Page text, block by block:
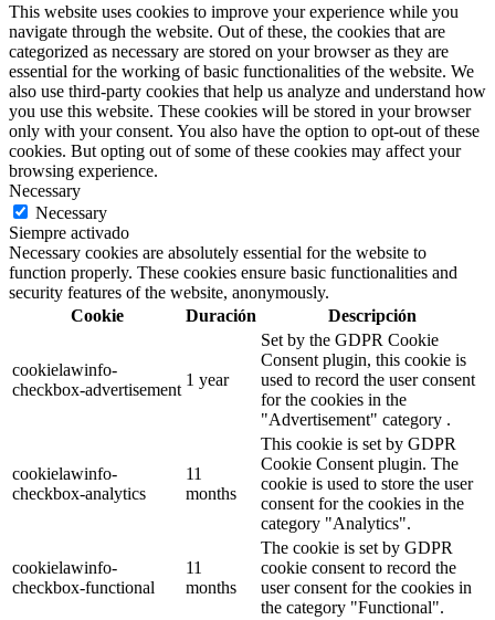
This website uses cookies to improve your experience while you
navigate through the website. Out of these, the cookies that are
categorized as necessary are stored on your browser as they are
essential for the working of basic functionalities of the website. We
also use third-party cookies that help us analyze and understand how
you use this website. These cookies will be stored in your browser
only with your consent. You also have the option to opt-out of these
cookies. But opting out of some of these cookies may affect your
browsing experience.
Necessary
Necessary
Siempre activado
Necessary cookies are absolutely essential for the website to
function properly. These cookies ensure basic functionalities and
security features of the website, anonymously.
Cookie
Duración Descripción
cookielawinfo-
checkbox-advertisement
1 year
Set by the GDPR Cookie
Consent plugin, this cookie is
used to record the user consent
for the cookies in the
"Advertisement" category .
cookielawinfo-
checkbox-analytics
11
months
This cookie is set by GDPR
Cookie Consent plugin. The
cookie is used to store the user
consent for the cookies in the
category "Analytics".
cookielawinfo-
checkbox-functional
11
months
The cookie is set by GDPR
cookie consent to record the
user consent for the cookies in
the category "Functional".